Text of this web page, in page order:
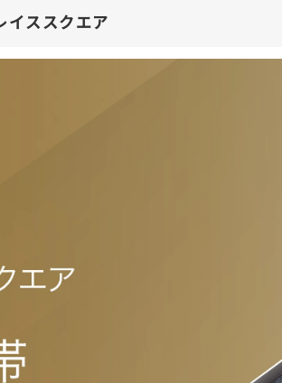
ド立花グレイススクエア